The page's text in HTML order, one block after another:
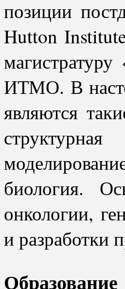
позиции
Hutton
ИТМО. В
являются
биология.
онкологии,
и разработки
Образование